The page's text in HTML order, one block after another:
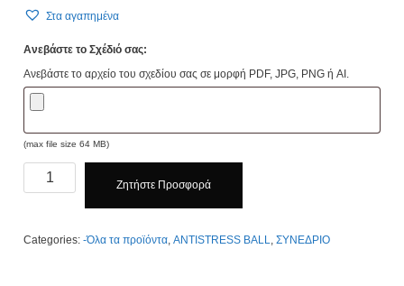
Στα αγαπημένα
Ανεβάστε το Σχέδιό σας:
Ανεβάστε το αρχείο του σχεδίου σας σε μορφή PDF, JPG, PNG ή AI.
(max file size 64 MB)
Anti-
stress
Ζητήστε Προσφορά
Categories:-Όλα τα προϊόντα ,ANTISTRESS BALL ,ΣΥΝΕΔΡΙΟ